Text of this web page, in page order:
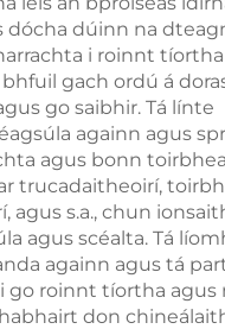
dócha dúinn na
i roinnt
gach ordú á
go saibhir. Tá línte
againn agus
agus bonn
trucadaitheoirí,
agus s.a., chun
agus scéalta. Tá
againn agus tá
go roinnt tíortha agus
don